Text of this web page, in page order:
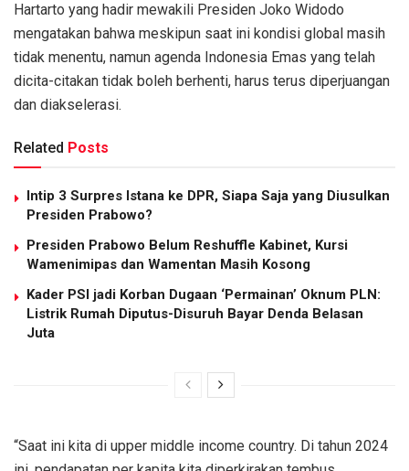
Hartarto yang hadir mewakili Presiden Joko Widodo
mengatakan bahwa meskipun saat ini kondisi global masih
tidak menentu, namun agenda Indonesia Emas yang telah
dicita-citakan tidak boleh berhenti, harus terus diperjuangan
dan diakselerasi.
Related Posts
Intip 3 Surpres Istana ke DPR, Siapa Saja yang Diusulkan
Presiden Prabowo?
Presiden Prabowo Belum Reshuffle Kabinet, Kursi
Wamenimipas dan Wamentan Masih Kosong
Kader PSI jadi Korban Dugaan ‘Permainan’ Oknum PLN:
Listrik Rumah Diputus-Disuruh Bayar Denda Belasan
Juta
“Saat ini kita di upper middle income country. Di tahun 2024